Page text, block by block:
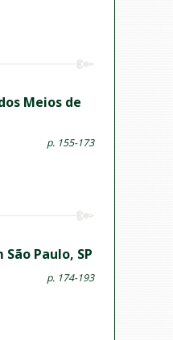
Meios de
p. 155-173
Paulo, SP
p. 174-193